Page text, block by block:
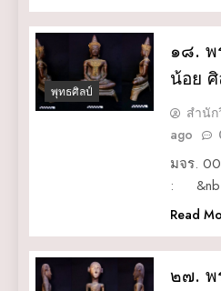
พุทธศิลป์
๑๘. พ
น้อย
สำนั
ago
มจร.
:
Read
๒๗. พ